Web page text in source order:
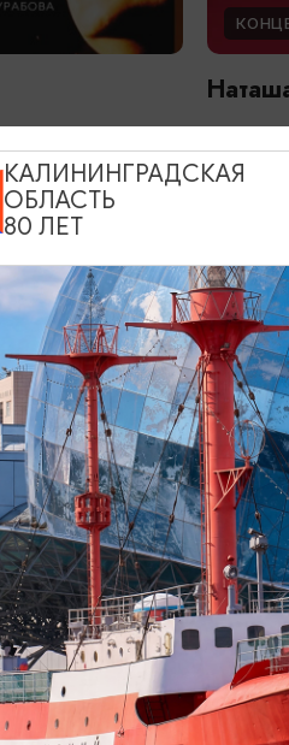
театр «Третий
КАЛИНИНГРАДСКАЯ
ОБЛАСТЬ
80 ЛЕТ